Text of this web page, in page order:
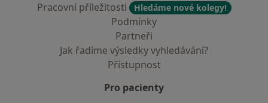
Pracovní příležitosti
Hledáme nové kolegy!
Podmínky
Partneři
Jak řadíme výsledky vyhledávání?
Přístupnost
Pro pacienty